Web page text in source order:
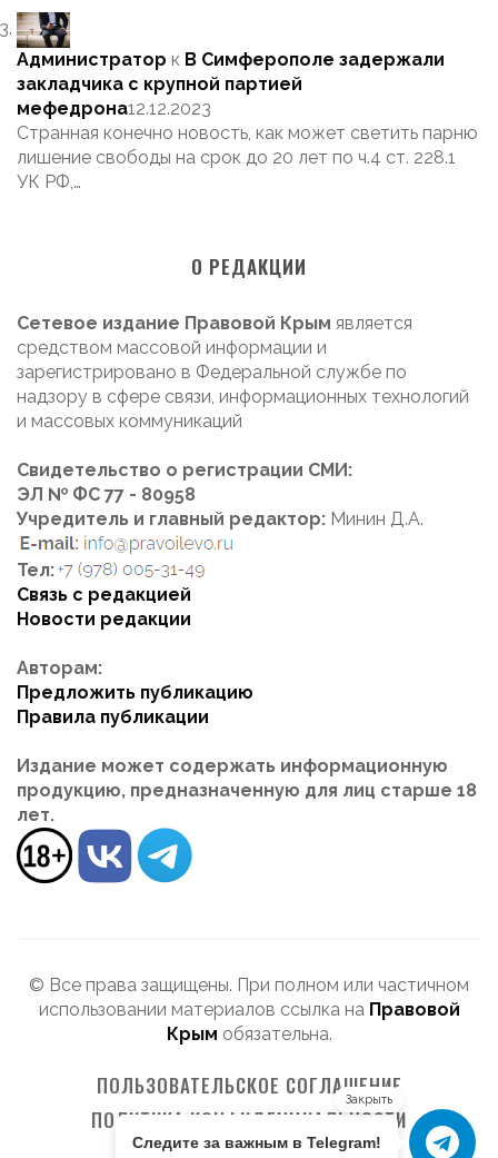
Администратор к В Симферополе задержали
закладчика с крупной партией
мефедрона12.12.2023
Странная конечно новость, как может светить парню
лишение свободы на срок до 20 лет по ч.4 ст. 228.1
УК РФ,…
О РЕДАКЦИИ
Сетевое издание Правовой Крым является
средством массовой информации и
зарегистрировано в Федеральной службе по
надзору в сфере связи, информационных технологий
и массовых коммуникаций
Свидетельство о регистрации СМИ:
ЭЛ № ФС 77 - 80958
Учредитель и главный редактор: Минин Д.А.
Тел:
Связь с редакцией
Новости редакции
Авторам:
Предложить публикацию
Правила публикации
Издание может содержать информационную
продукцию, предназначенную для лиц старше 18
лет.
© Все права защищены. При полном или частичном
использовании материалов ссылка на Правовой
Крым обязательна.
ПОЛЬЗОВАТЕЛЬСКОЕ СОГЛАШЕНИЕ
ПОЛИТИКА КОНФИДЕНЦИАЛЬНОСТИ
Закрыть
Следите за важным в Telegram!